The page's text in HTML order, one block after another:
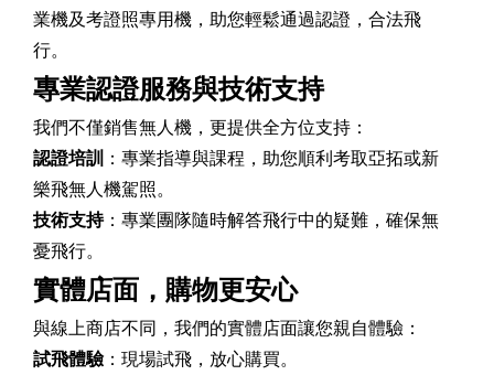
業機及考證照專用機，助您輕鬆通過認證，合法飛
行。
專業認證服務與技術支持
我們不僅銷售無人機，更提供全方位支持：
認證培訓
：專業指導與課程，助您順利考取亞拓或新
樂飛無人機駕照。
技術支持：專業團隊隨時解答飛行中的疑難，確保無
憂飛行。
實體店面，購物更安心
與線上商店不同，我們的實體店面讓您親自體驗：
試飛體驗：現場試飛，放心購買。